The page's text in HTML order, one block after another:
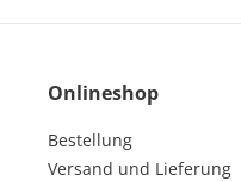
Onlineshop
Bestellung
Versand und Lieferung